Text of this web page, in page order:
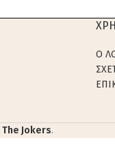
Ο
The Jokers.